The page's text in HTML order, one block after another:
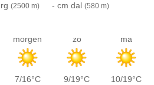
(2500 m) - cm dal(580 m)
morgen
7/16°C
zo
9/19°C
ma
10/19°C